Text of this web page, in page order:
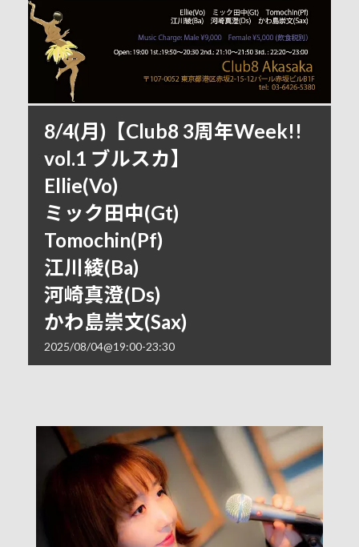
8/4(月)【Club8 3周年Week!!
vol.1 ブルスカ】
Ellie(Vo)
ミック田中(Gt)
Tomochin(Pf)
江川綾(Ba)
河崎真澄(Ds)
かわ島崇文(Sax)
2025/08/04@19:00-23:30